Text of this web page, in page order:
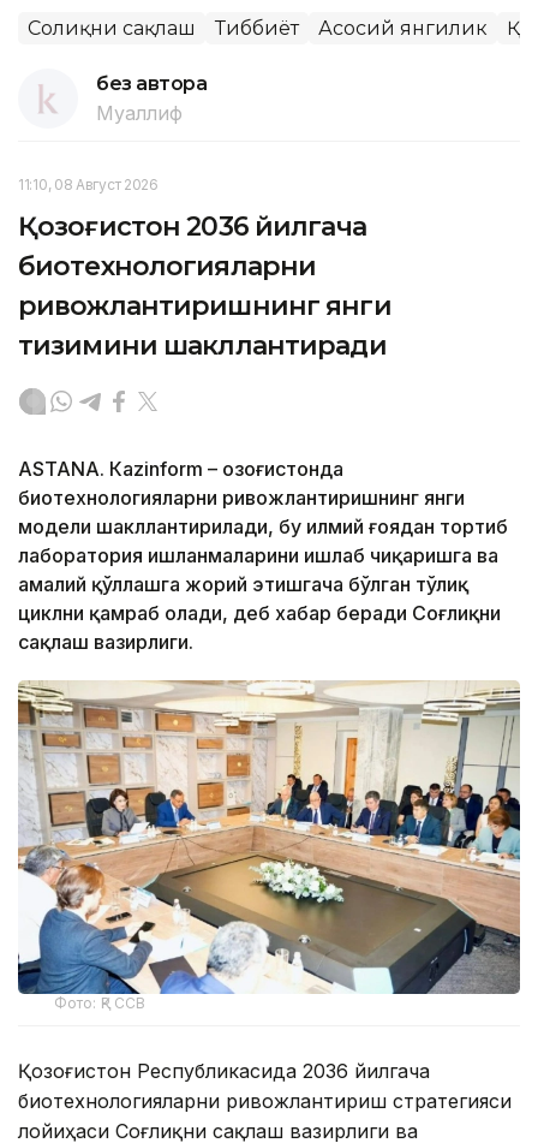
Соғлиқни сақлаш Тиббиёт Асосий янгилик ҚР
без автора
Муаллиф
11:10, 08 Август 2026
Қозоғистон 2036 йилгача
биотехнологияларни
ривожлантиришнинг янги
тизимини шакллантиради
ASTANА. Кazinform – Қозоғистонда
биотехнологияларни ривожлантиришнинг янги
модели шакллантирилади, бу илмий ғоядан тортиб
лаборатория ишланмаларини ишлаб чиқаришга ва
амалий қўллашга жорий этишгача бўлган тўлиқ
циклни қамраб олади, деб хабар беради Соғлиқни
сақлаш вазирлиги.
Фото: ҚР ССВ
Қозоғистон Республикасида 2036 йилгача
биотехнологияларни ривожлантириш стратегияси
лойиҳаси Соғлиқни сақлаш вазирлиги ва